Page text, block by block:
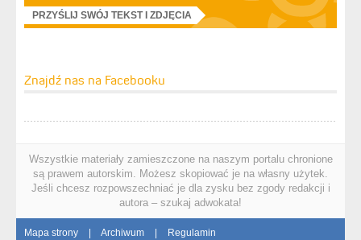
PRZYŚLIJ SWÓJ TEKST I ZDJĘCIA
Znajdź nas na Facebooku
Wszystkie materiały zamieszczone na naszym portalu chronione
są prawem autorskim. Możesz skopiować je na własny użytek.
Jeśli chcesz rozpowszechniać je dla zysku bez zgody redakcji i
autora – szukaj adwokata!
Mapa strony | Archiwum | Regulamin